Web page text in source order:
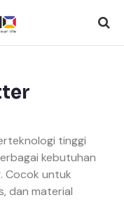
tinggi
kebutuhan
Cocok untuk
dan material